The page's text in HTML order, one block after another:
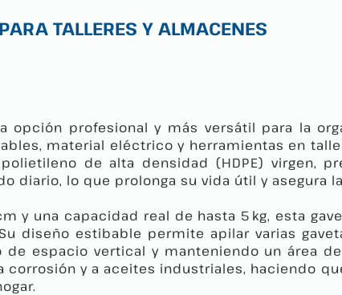
TALLERES Y ALMACENES
opción profesional y más versátil para la
material eléctrico y herramientas en
de alta densidad (HDPE) virgen,
diario, lo que prolonga su vida útil y asegura
y una capacidad real de hasta 5 kg, esta
diseño estibable permite apilar varias
espacio vertical y manteniendo un área
y a aceites industriales, haciendo